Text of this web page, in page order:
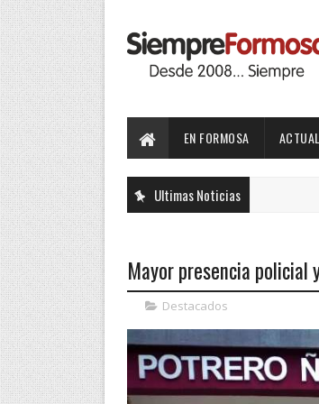
EN FORMOSA
Ultimas Noticias
Mayor presencia
Destacados